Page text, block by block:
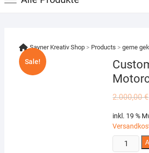
Sayner Kreativ Shop> Products > gerne
Sale!
2.000,00€
inkl. 19 %
Custom